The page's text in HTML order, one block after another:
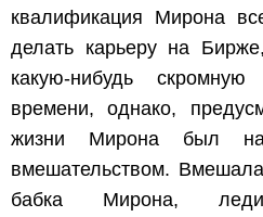
квалификация Мирона
делать карьеру на
какую-нибудь
времени, однако,
жизни Мирона был
вмешательством.
бабка Мирона,